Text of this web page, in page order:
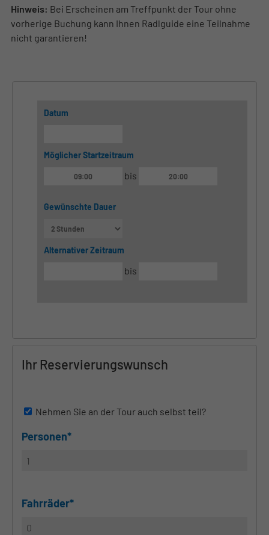
Hinweis: Bei Erscheinen am Treffpunkt der Tour ohne
vorherige Buchung kann Ihnen Radlguide eine Teilnahme
nicht garantieren!
Datum
Möglicher Startzeitraum
bis
Gewünschte Dauer
Alternativer Zeitraum
bis
Ihr Reservierungswunsch
Nehmen Sie an der Tour auch selbst teil?
Personen*
Fahrräder*